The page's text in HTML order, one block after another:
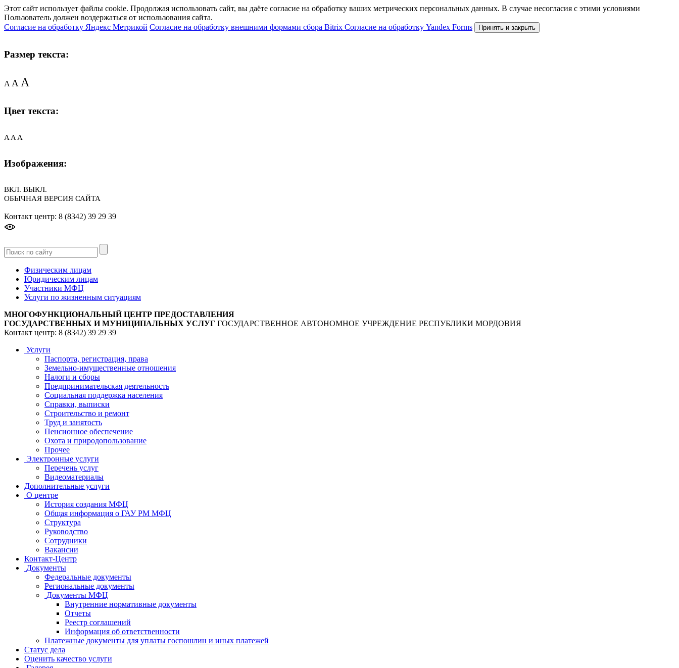
Этот сайт использует файлы cookie. Продолжая использовать сайт, вы даёте согласие на обработку ваших метрических персональных данных. В случае несогласия с этими условиями
Пользователь должен воздержаться от использования сайта.
Согласие на обработку Яндекс Метрикой Согласие на обработку внешними формами сбора Bitrix Согласие на обработку Yandex Forms Принять и закрыть
Размер текста:
AAA
Цвет текста:
A A A
Изображения:
ВКЛ. ВЫКЛ.
ОБЫЧНАЯ ВЕРСИЯ САЙТА
Контакт центр: 8 (8342) 39 29 39
Физическим лицам
Юридическим лицам
Участники МФЦ
Услуги по жизненным ситуациям
МНОГОФУНКЦИОНАЛЬНЫЙ ЦЕНТР ПРЕДОСТАВЛЕНИЯ
ГОСУДАРСТВЕННЫХ И МУНИЦИПАЛЬНЫХ УСЛУГ ГОСУДАРСТВЕННОЕ АВТОНОМНОЕ УЧРЕЖДЕНИЕ РЕСПУБЛИКИ МОРДОВИЯ
Контакт центр: 8 (8342) 39 29 39
Услуги
Паспорта, регистрация, права
Земельно-имущественные отношения
Налоги и сборы
Предпринимательская деятельность
Социальная поддержка населения
Справки, выписки
Строительство и ремонт
Труд и занятость
Пенсионное обеспечение
Охота и природопользование
Прочее
Электронные услуги
Перечень услуг
Видеоматериалы
Дополнительные услуги
О центре
История создания МФЦ
Общая информация о ГАУ РМ МФЦ
Структура
Руководство
Сотрудники
Вакансии
Контакт-Центр
Документы
Федеральные документы
Региональные документы
Документы МФЦ
Внутренние нормативные документы
Отчеты
Реестр соглашений
Информация об ответственности
Платежные документы для уплаты госпошлин и иных платежей
Статус дела
Оценить качество услуги